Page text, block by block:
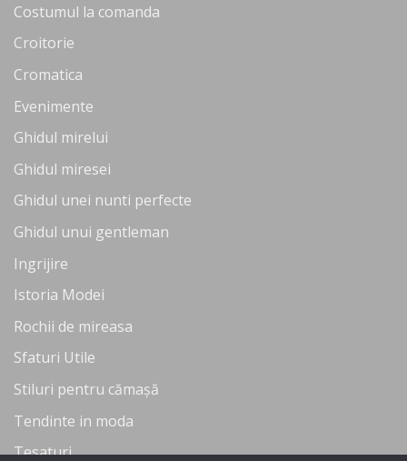
Costumul la comanda
Croitorie
Cromatica
Evenimente
Ghidul mirelui
Ghidul miresei
Ghidul unei nunti perfecte
Ghidul unui gentleman
Ingrijire
Istoria Modei
Rochii de mireasa
Sfaturi Utile
Stiluri pentru cămașă
Tendinte in moda
Tesaturi